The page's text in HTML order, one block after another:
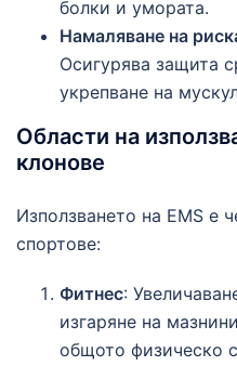
болки и умората.
Намаляване на
Осигурява защита
укрепване на
Области на
клонове
Използването на EMS е
спортове:
Фитнес:
изгаряне на
общото физическо